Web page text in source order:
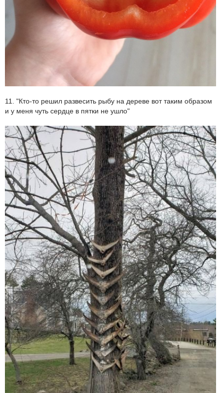
11. "Кто-то решил развесить рыбу на дереве вот таким образом
и у меня чуть сердце в пятки не ушло"